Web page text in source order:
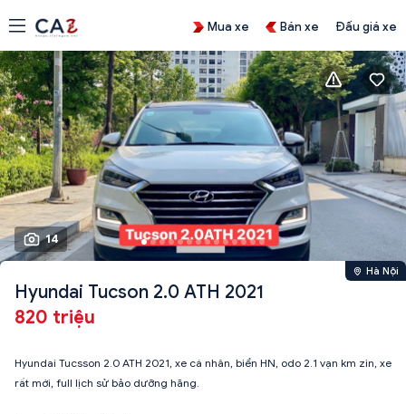
Mua xe Bán xe Đấu giá xe
14
Hà Nội
Hyundai Tucson 2.0 ATH 2021
820 triệu
Hyundai Tucsson 2.0 ATH 2021, xe cá nhân, biển HN, odo 2.1 vạn km zin, xe
rất mới, full lịch sử bảo dưỡng hãng.